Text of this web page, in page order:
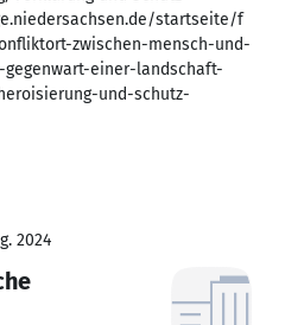
startseite/f
zwischen-mensch-und-
einer-landschaft-
und-schutz-
2024